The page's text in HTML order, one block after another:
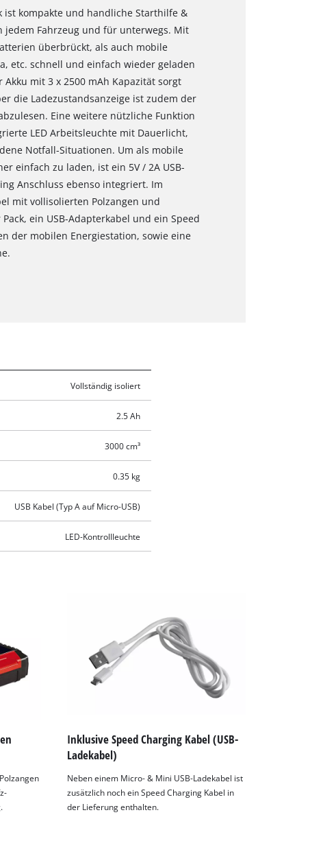
ist kompakte und handliche Starthilfe &
Fahrzeug und für unterwegs. Mit
überbrückt, als auch mobile
etc. schnell und einfach wieder geladen
mit 3 x 2500 mAh Kapazität sorgt
die Ladezustandsanzeige ist zudem der
Eine weitere nützliche Funktion
LED Arbeitsleuchte mit Dauerlicht,
Notfall-Situationen. Um als mobile
einfach zu laden, ist ein 5V / 2A USB-
Anschluss ebenso integriert. Im
mit vollisolierten Polzangen und
ein USB-Adapterkabel und ein Speed
der mobilen Energiestation, sowie eine
Vollständig isoliert
2.5 Ah
3000 cm³
0.35 kg
USB Kabel (Typ A auf Micro-USB)
LED-Kontrollleuchte
Inklusive Speed Charging Kabel (USB-
Ladekabel)
Neben einem Micro- & Mini USB-Ladekabel ist
zusätzlich noch ein Speed Charging Kabel in
der Lieferung enthalten.